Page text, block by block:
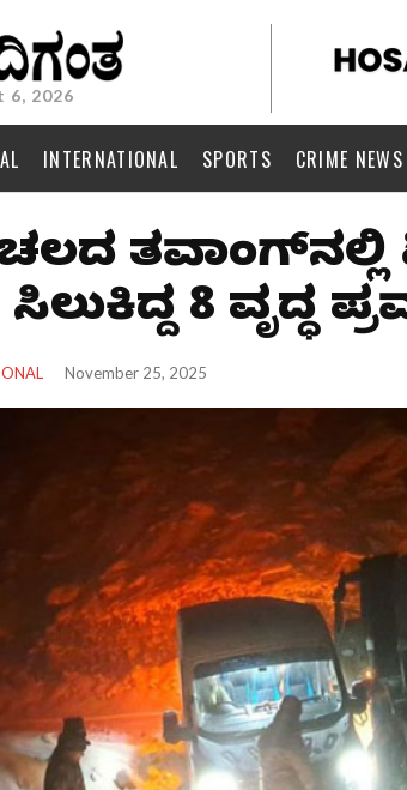
6, 2026
INTERNATIONAL SPORTS CRIME NEWS
8 ವೃದ್ಧ
November 25, 2025